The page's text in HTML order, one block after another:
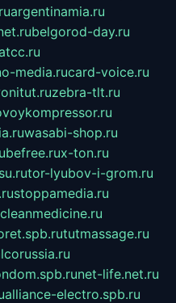
argentinamia.ru
belgorod-day.ru
media.rucard-voice.ru
zebra-tlt.ru
wasabi-shop.ru
x-ton.ru
tor-lyubov-i-grom.ru
stoppamedia.ru
cleanmedicine.ru
tutmassage.ru
net-life.net.ru
alliance-electro.spb.ru